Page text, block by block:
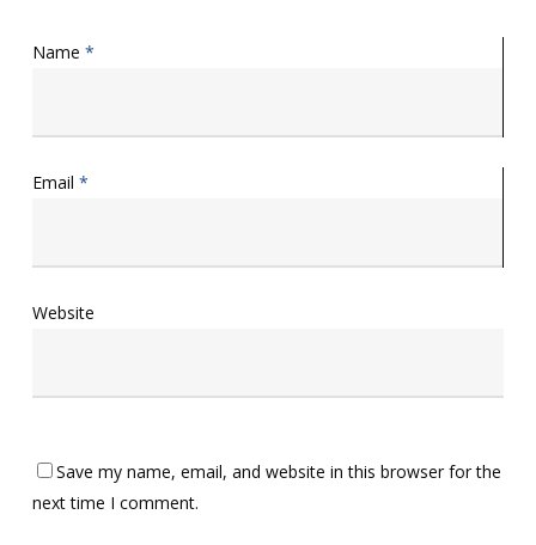
Name *
Email *
Website
Save my name, email, and website in this browser for the
next time I comment.